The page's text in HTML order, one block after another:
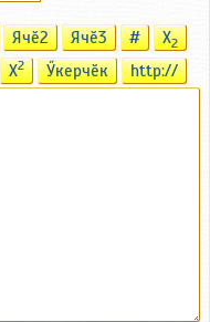
Ячӗ2 Ячӗ3 # X2
X2 Ӳкерчӗк http://